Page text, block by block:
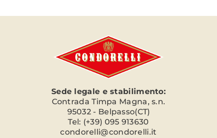
Sede legale e stabilimento:
Contrada Timpa Magna, s.n.
95032 - Belpasso(CT)
Tel: (+39) 095 913630
condorelli@condorelli.it